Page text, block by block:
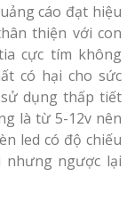
cáo đạt hiệu
thiện với con
cực tím không
có hại cho sức
dụng thấp tiết
là từ 5-12v nên
led có độ chiếu
nhưng ngược lại